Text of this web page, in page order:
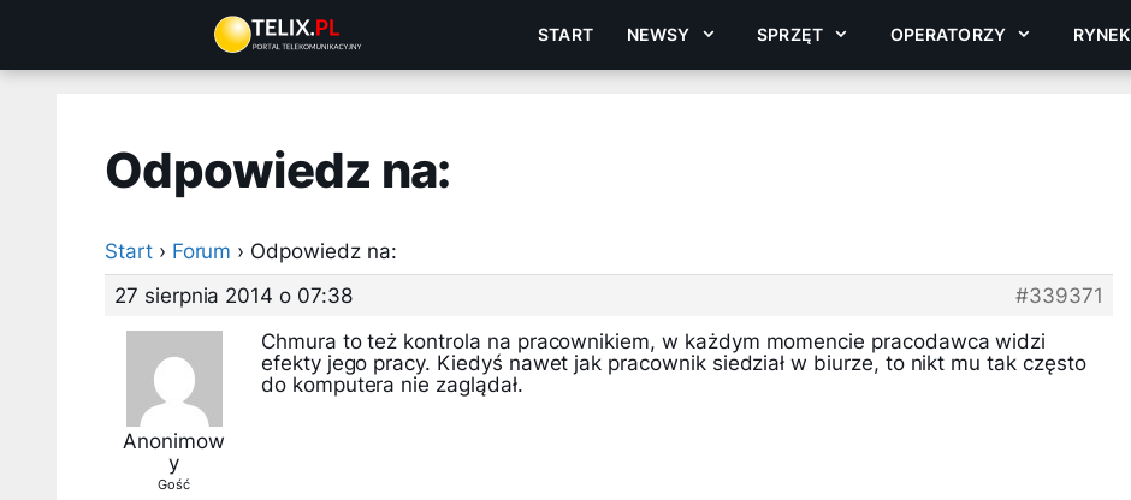
treści
START NEWSY SPRZĘT OPERATORZY RYNEK
Odpowiedz na:
Start › Forum › Odpowiedz na:
27 sierpnia 2014 o 07:38
#339371
Anonimow
y
Gość
Chmura to też kontrola na pracownikiem, w każdym momencie pracodawca widzi
efekty jego pracy. Kiedyś nawet jak pracownik siedział w biurze, to nikt mu tak często
do komputera nie zaglądał.